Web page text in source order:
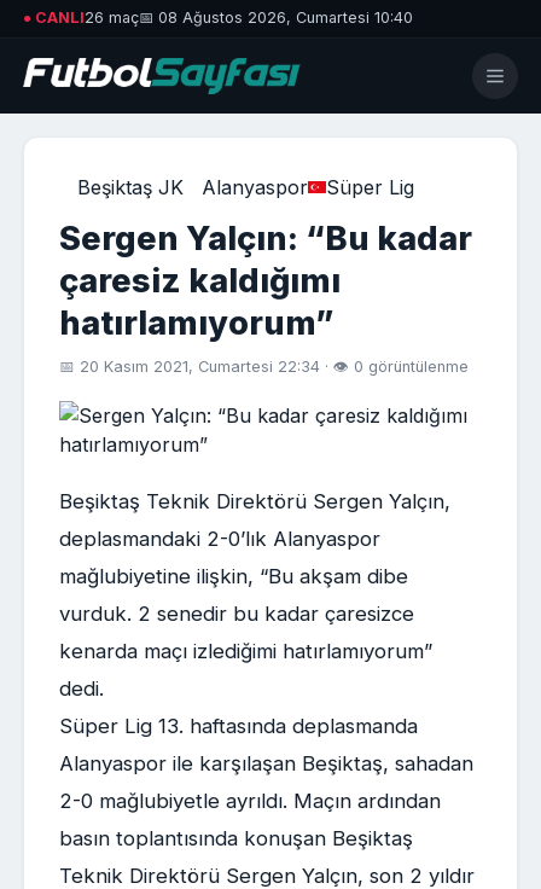
● CANLI26 maç📅 08 Ağustos 2026, Cumartesi 10:40
Beşiktaş JK Alanyaspor Süper Lig
Sergen Yalçın: “Bu kadar
çaresiz kaldığımı
hatırlamıyorum”
📅 20 Kasım 2021, Cumartesi 22:34 · 👁 0 görüntülenme
Beşiktaş Teknik Direktörü Sergen Yalçın,
deplasmandaki 2-0’lık Alanyaspor
mağlubiyetine ilişkin, “Bu akşam dibe
vurduk. 2 senedir bu kadar çaresizce
kenarda maçı izlediğimi hatırlamıyorum”
dedi.
Süper Lig 13. haftasında deplasmanda
Alanyaspor ile karşılaşan Beşiktaş, sahadan
2-0 mağlubiyetle ayrıldı. Maçın ardından
basın toplantısında konuşan Beşiktaş
Teknik Direktörü Sergen Yalçın, son 2 yıldır